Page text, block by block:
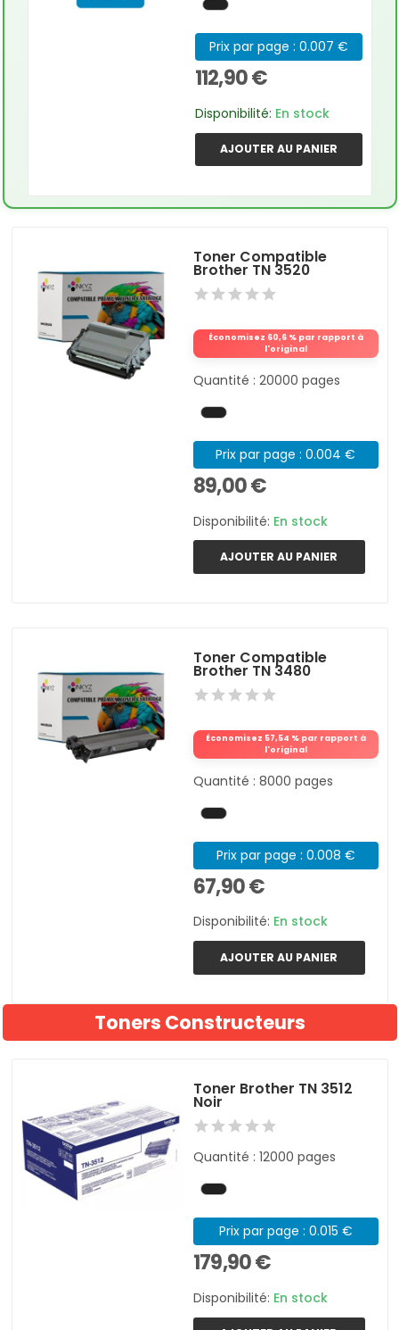
Prix par page : 0.007 €
112,90 €
Disponibilité: En stock
AJOUTER AU PANIER
Toner Compatible
Brother TN 3520
Économisez 60,6 % par rapport à
l'original
Quantité : 20000 pages
Prix par page : 0.004 €
89,00 €
Disponibilité: En stock
AJOUTER AU PANIER
Toner Compatible
Brother TN 3480
Économisez 57,54 % par rapport à
l'original
Quantité : 8000 pages
Prix par page : 0.008 €
67,90 €
Disponibilité: En stock
AJOUTER AU PANIER
Toners Constructeurs
Toner Brother TN 3512
Noir
Quantité : 12000 pages
Prix par page : 0.015 €
179,90 €
Disponibilité: En stock